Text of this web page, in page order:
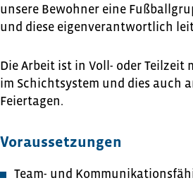
unsere Bewohner eine
und diese eigenverantwortlich
Die Arbeit ist in Voll- oder
im Schichtsystem und dies auch
Feiertagen.
Voraussetzungen
Team- und